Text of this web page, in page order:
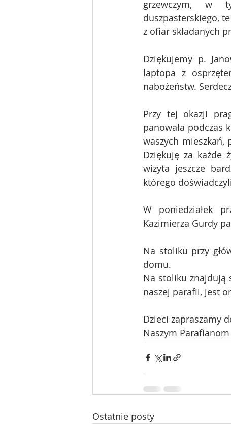
grzewczym, w
duszpasterskiego,
z ofiar składanych
Dziękujemy p.
laptopa z
nabożeństw.
Przy tej okazji
panowała podczas
waszych mieszkań,
Dziękuję za każde
wizyta jeszcze
którego
W poniedziałek
Kazimierza Gurdy
Na stoliku przy
domu.
Na stoliku znajdują
naszej parafii, jest
Dzieci zapraszamy
Naszym
Ostatnie posty